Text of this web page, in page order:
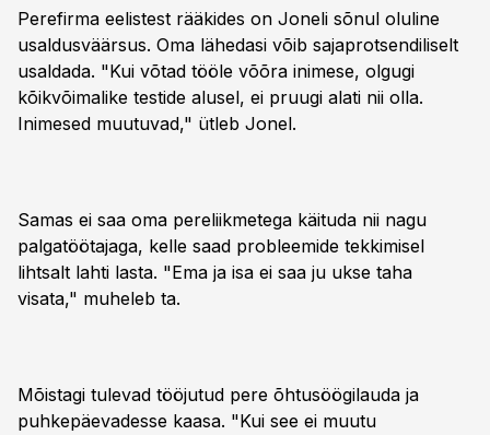
Perefirma eelistest rääkides on Joneli sõnul oluline
usaldusväärsus. Oma lähedasi võib sajaprotsendiliselt
usaldada. "Kui võtad tööle võõra inimese, olgugi
kõikvõimalike testide alusel, ei pruugi alati nii olla.
Inimesed muutuvad," ütleb Jonel.
Samas ei saa oma pereliikmetega käituda nii nagu
palgatöötajaga, kelle saad probleemide tekkimisel
lihtsalt lahti lasta. "Ema ja isa ei saa ju ukse taha
visata," muheleb ta.
Mõistagi tulevad tööjutud pere õhtusöögilauda ja
puhkepäevadesse kaasa. "Kui see ei muutu